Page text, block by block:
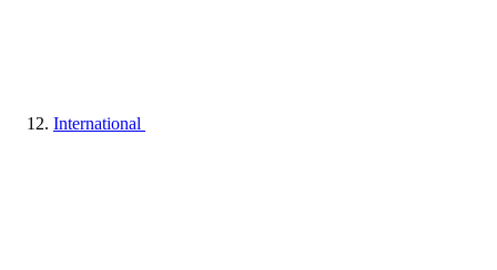
International